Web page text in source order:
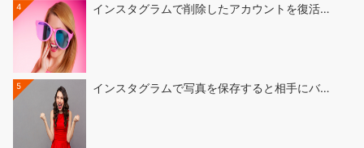
4 インスタグラムで削除したアカウントを復活…
5 インスタグラムで写真を保存すると相手にバ…